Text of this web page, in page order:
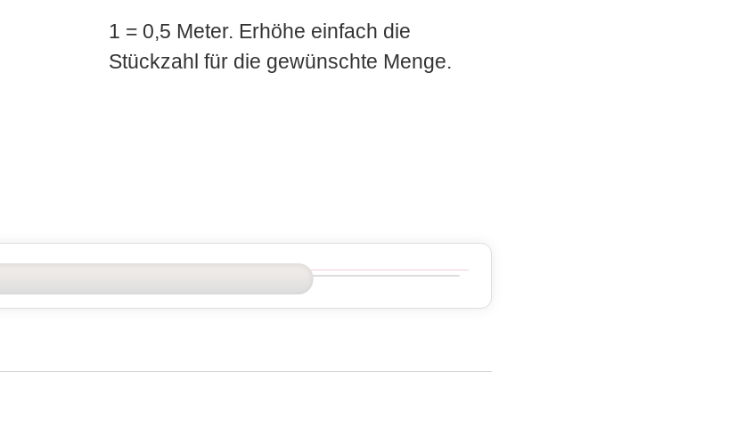
1 = 0,5 Meter. Erhöhe einfach die
Stückzahl für die gewünschte Menge.